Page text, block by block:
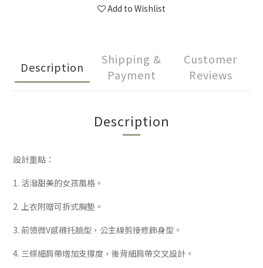
Add to Wishlist
Description
Shipping &
Payment
Customer
Reviews
Description
設計重點：
1. 活潑甜美的女孩風格。
2. 上衣附贈可拆式胸墊。
3. 前領微V感襯托臉型，公主線剪接修飾身型。
4. 三條細肩帶增加支撐度，後背細肩帶交叉設計。